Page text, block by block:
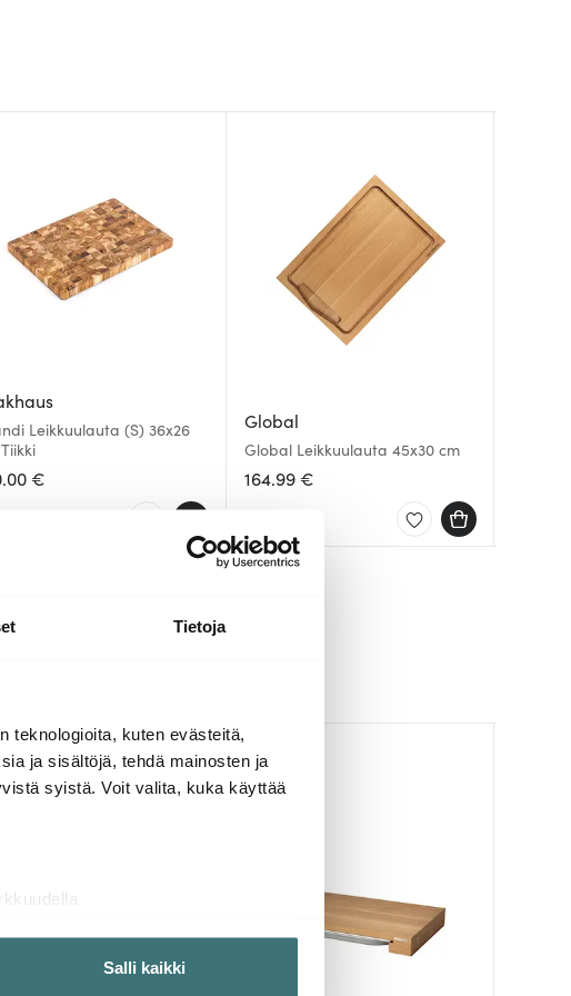
Tietoja
teknologioita, kuten evästeitä,
ja sisältöjä, tehdä mainosten ja
syistä. Voit valita, kuka käyttää
Salli kaikki
Leikkuulauta (S) 36x26
€
Global
Global Leikkuulauta 45x30 cm
164.99 €